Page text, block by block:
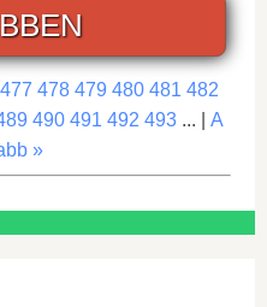
477 478 479 480 481 482
490 491 492 493 ... | A
»